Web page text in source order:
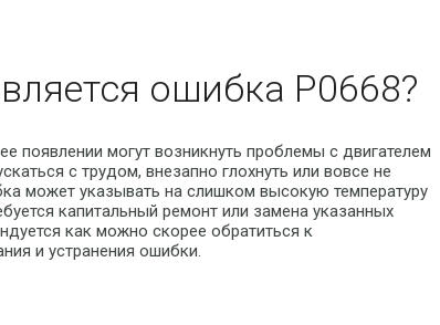
ошибка P0668?
появлении могут возникнуть проблемы с двигателем
с трудом, внезапно глохнуть или вовсе не
может указывать на слишком высокую температуру
капитальный ремонт или замена указанных
как можно скорее обратиться к
и устранения ошибки.